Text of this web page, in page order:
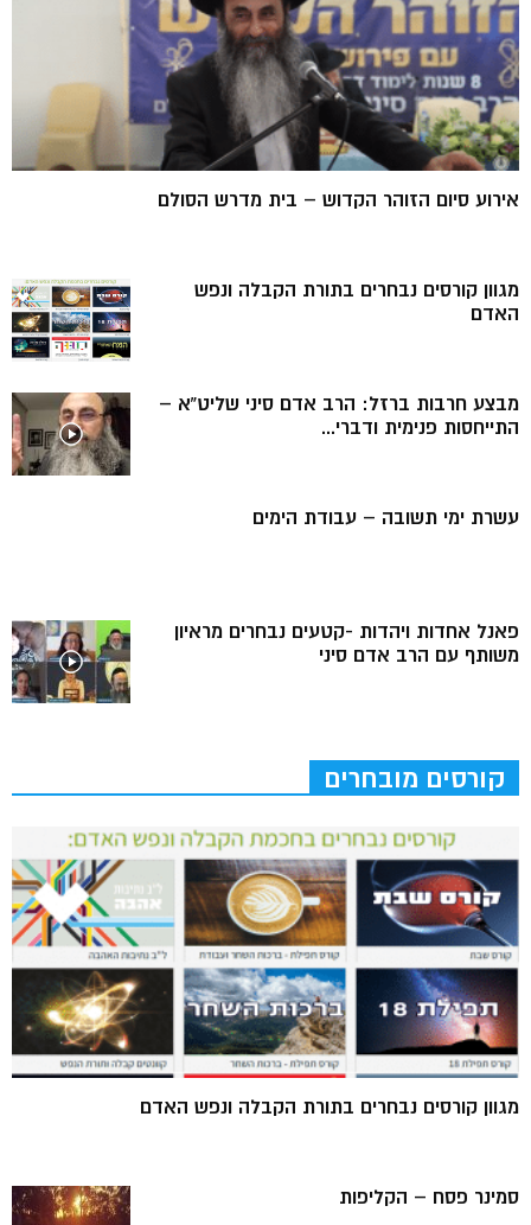
אירוע סיום הזוהר הקדוש – בית מדרש הסולם
מגוון קורסים נבחרים בתורת הקבלה ונפש
האדם
מבצע חרבות ברזל: הרב אדם סיני שליט”א –
התייחסות פנימית ודברי...
עשרת ימי תשובה – עבודת הימים
פאנל אחדות ויהדות -קטעים נבחרים מראיון
משותף עם הרב אדם סיני
קורסים מובחרים
מגוון קורסים נבחרים בתורת הקבלה ונפש האדם
סמינר פסח – הקליפות